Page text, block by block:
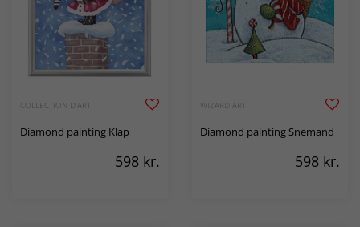
COLLECTION D'ART
Diamond painting Klap
598 kr.
WIZARDIART
Diamond painting Snemand
598 kr.